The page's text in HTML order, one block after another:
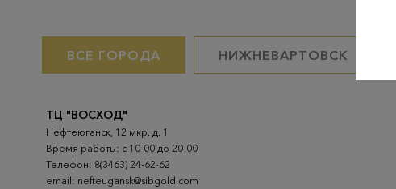
ВСЕ ГОРОДА НИЖНЕВАРТОВСК
ТЦ "ВОСХОД"
Нефтеюганск, 12 мкр. д. 1
Время работы: с 10-00 до 20-00
Телефон: 8(3463) 24-62-62
email: nefteugansk@sibgold.com